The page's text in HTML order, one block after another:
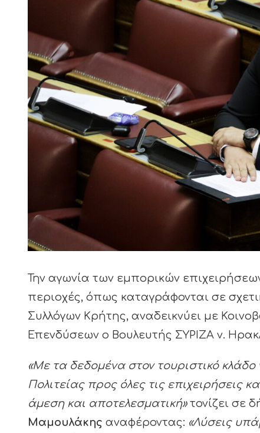
Την αγωνία των εμπορικών
περιοχές, όπως καταγράφονται σε
Συλλόγων Κρήτης, αναδεικνύει με
Επενδύσεων ο Βουλευτής ΣΥΡΙΖΑ ν.
«Με τα δεδομένα στον τουριστικό
Πολιτείας προς όλες τις επιχειρήσεις
άμεση και αποτελεσματική» τονίζει σε
Μαμουλάκης αναφέροντας: «Λύσεις